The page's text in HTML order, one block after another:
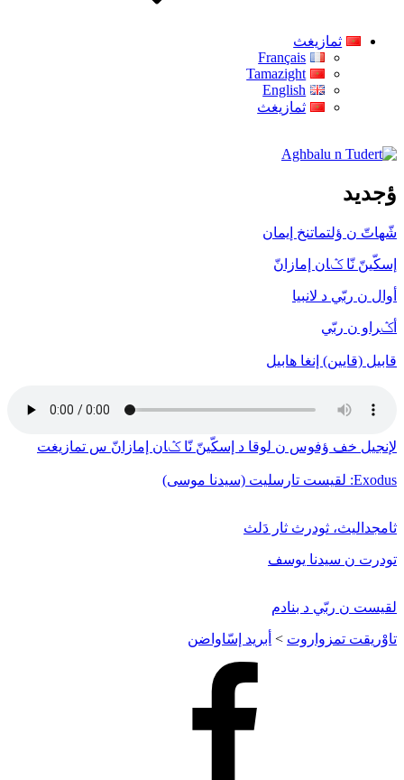
ثمازيغث
Français
Tamazight
English
ثمازيغث
Aghbalu n Tudert
ؤجديد
شّهاتّ ن ؤلتماتنخ إيمان
إسكّينّ نّا ݣان إمازانّ
أوال ن ربّي د لانبيا
أݣراو ن ربّي
قابيل (قايين) إنغا هابيل
لإنجيل خف ﺅفوس ن لوقا د إسكّينّ نّا ݣان إمازانّ س تمازيغت
Exodus: لقيست تارسليت (سيدنا موسى)
ثامجداليث، ثودرث ثار دَلث
تودرت ن سيدنا يوسف
لقيست ن ربّي د بنادم
تاوْريقت تمزواروت > أبريد إسّاواضن